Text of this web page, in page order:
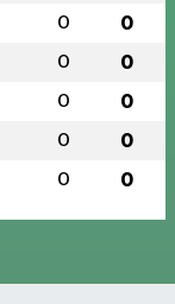
0 0
0 0
0 0
0 0
0 0